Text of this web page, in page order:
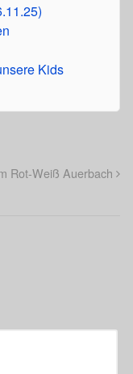
Kids
Rot-Weiß Auerbach